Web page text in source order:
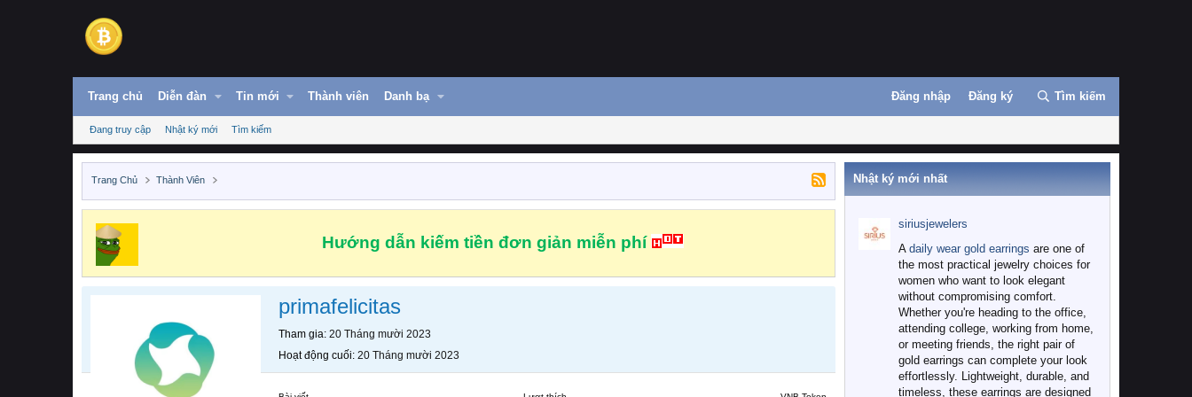
Trang chủ Diễn đàn Tin mới Thành viên Danh bạ Đăng nhập Đăng ký Tìm kiếm
Đang truy cập Nhật ký mới Tìm kiếm
Trang Chủ Thành Viên
Hướng dẫn kiếm tiền đơn giản miễn phí
primafelicitas
Tham gia 20 Tháng mười 2023
Hoạt động cuối 20 Tháng mười 2023
Nhật ký mới nhất
siriusjewelers
A daily wear gold earrings are one of
the most practical jewelry choices for
women who want to look elegant
without compromising comfort.
Whether you're heading to the office,
attending college, working from home,
or meeting friends, the right pair of
gold earrings can complete your look
effortlessly. Lightweight, durable, and
timeless, these earrings are designed